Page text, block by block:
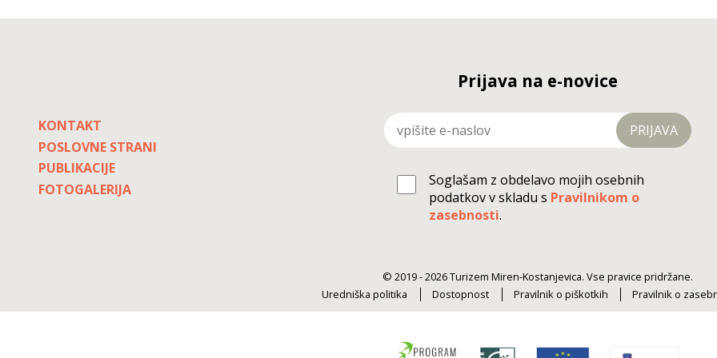
KONTAKT
POSLOVNE STRANI
PUBLIKACIJE
FOTOGALERIJA
Prijava na e-novice
PRIJAVA
Soglašam z obdelavo mojih osebnih
podatkov v skladu s Pravilnikom o
zasebnosti.
© 2019 - 2026 Turizem Miren-Kostanjevica. Vse pravice pridržane.
Uredniška politika
Dostopnost Pravilnik o piškotkih Pravilnik o